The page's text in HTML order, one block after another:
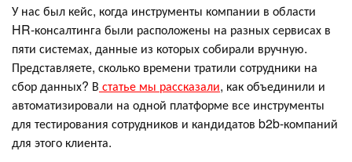
У нас был кейс, когда инструменты компании в области
HR-консалтинга были расположены на разных сервисах в
пяти системах, данные из которых собирали вручную.
Представляете, сколько времени тратили сотрудники на
сбор данных? В статье мы рассказали, как объединили и
автоматизировали на одной платформе все инструменты
для тестирования сотрудников и кандидатов b2b-компаний
для этого клиента.